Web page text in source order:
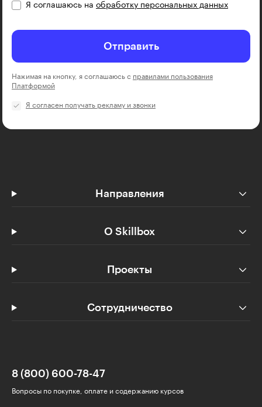
Я соглашаюсь на обработку персональных данных
Отправить
Нажимая на кнопку, я соглашаюсь с правилами пользования
Платформой
Я согласен получать рекламу и звонки
Направления
О Skillbox
Проекты
Сотрудничество
8 (800) 600-78-47
Вопросы по покупке, оплате и содержанию курсов